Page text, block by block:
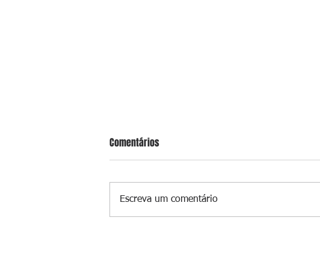
Comentários
Escreva um comentário